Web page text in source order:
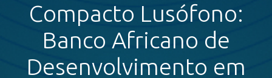
Compacto Lusófono:
Banco Africano de
Desenvolvimento em